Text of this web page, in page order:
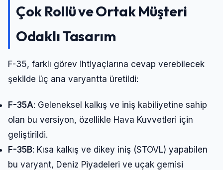
Çok Rollü ve Ortak Müşteri
Odaklı Tasarım
F-35, farklı görev ihtiyaçlarına cevap verebilecek
şekilde üç ana varyantta üretildi:
F-35A: Geleneksel kalkış ve iniş kabiliyetine sahip
olan bu versiyon, özellikle Hava Kuvvetleri için
geliştirildi.
F-35B: Kısa kalkış ve dikey iniş (STOVL) yapabilen
bu varyant, Deniz Piyadeleri ve uçak gemisi